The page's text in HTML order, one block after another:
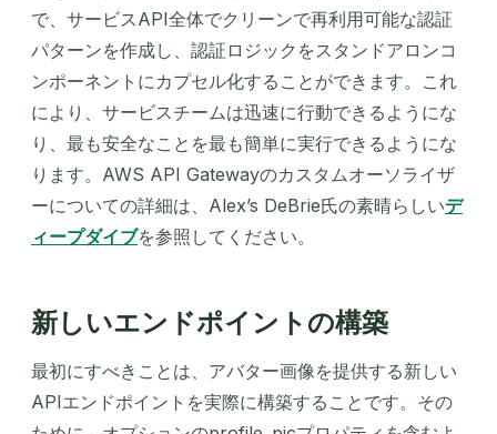
で、サービスAPI全体でクリーンで再利用可能な認証
パターンを作成し、認証ロジックをスタンドアロンコ
ンポーネントにカプセル化することができます。これ
により、サービスチームは迅速に行動できるようにな
り、最も安全なことを最も簡単に実行できるようにな
ります。AWS API Gatewayのカスタムオーソライザ
ーについての詳細は、Alex’s DeBrie氏の素晴らしいデ
ィープダイブを参照してください。
新しいエンドポイントの構築
最初にすべきことは、アバター画像を提供する新しい
APIエンドポイントを実際に構築することです。その